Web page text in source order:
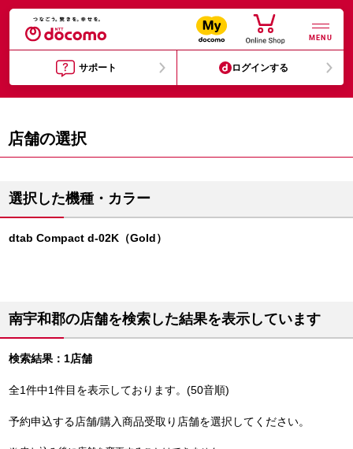
MENU
サポート ログインする
店舗の選択
選択した機種・カラー
dtab Compact d-02K（Gold）
南宇和郡の店舗を検索した結果を表示しています
検索結果：1店舗
全1件中1件目を表示しております。(50音順)
予約申込する店舗/購入商品受取り店舗を選択してください。